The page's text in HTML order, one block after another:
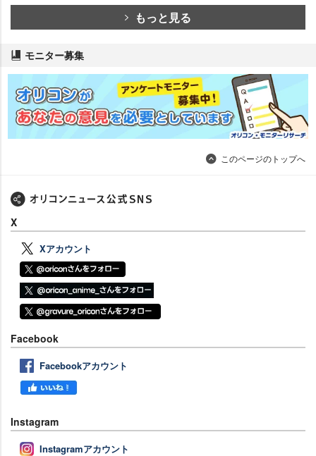
もっと見る
モニター募集
このページのトップへ
X
Xアカウント
Facebook
Facebookアカウント
Instagram
Instagramアカウント